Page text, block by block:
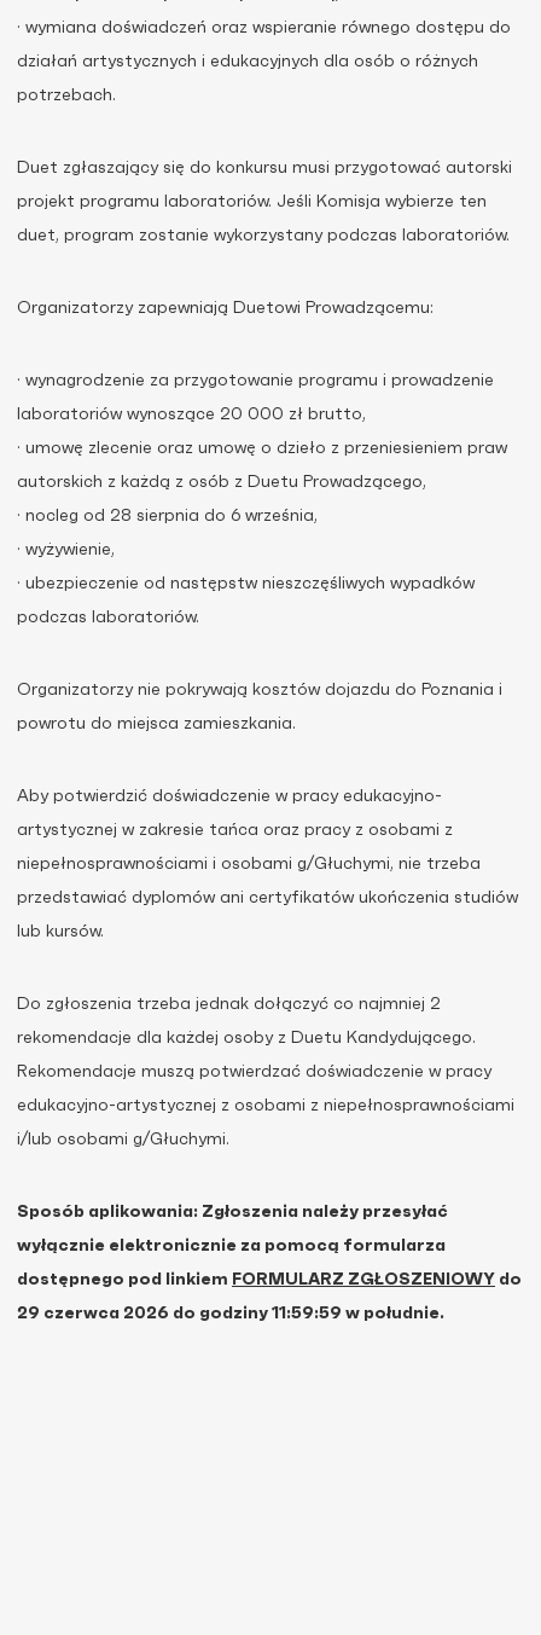
· wymiana doświadczeń oraz wspieranie równego dostępu do
działań artystycznych i edukacyjnych dla osób o różnych
potrzebach.
Duet zgłaszający się do konkursu musi przygotować autorski
projekt programu laboratoriów. Jeśli Komisja wybierze ten
duet, program zostanie wykorzystany podczas laboratoriów.
Organizatorzy zapewniają Duetowi Prowadzącemu:
· wynagrodzenie za przygotowanie programu i prowadzenie
laboratoriów wynoszące 20 000 zł brutto,
· umowę zlecenie oraz umowę o dzieło z przeniesieniem praw
autorskich z każdą z osób z Duetu Prowadzącego,
· nocleg od 28 sierpnia do 6 września,
· wyżywienie,
· ubezpieczenie od następstw nieszczęśliwych wypadków
podczas laboratoriów.
Organizatorzy nie pokrywają kosztów dojazdu do Poznania i
powrotu do miejsca zamieszkania.
Aby potwierdzić doświadczenie w pracy edukacyjno-
artystycznej w zakresie tańca oraz pracy z osobami z
niepełnosprawnościami i osobami g/Głuchymi, nie trzeba
przedstawiać dyplomów ani certyfikatów ukończenia studiów
lub kursów.
Do zgłoszenia trzeba jednak dołączyć co najmniej 2
rekomendacje dla każdej osoby z Duetu Kandydującego.
Rekomendacje muszą potwierdzać doświadczenie w pracy
edukacyjno-artystycznej z osobami z niepełnosprawnościami
i/lub osobami g/Głuchymi.
Sposób aplikowania: Zgłoszenia należy przesyłać
wyłącznie elektronicznie za pomocą formularza
dostępnego pod linkiem FORMULARZ ZGŁOSZENIOWY do
29 czerwca 2026 do godziny 11:59:59 w południe.